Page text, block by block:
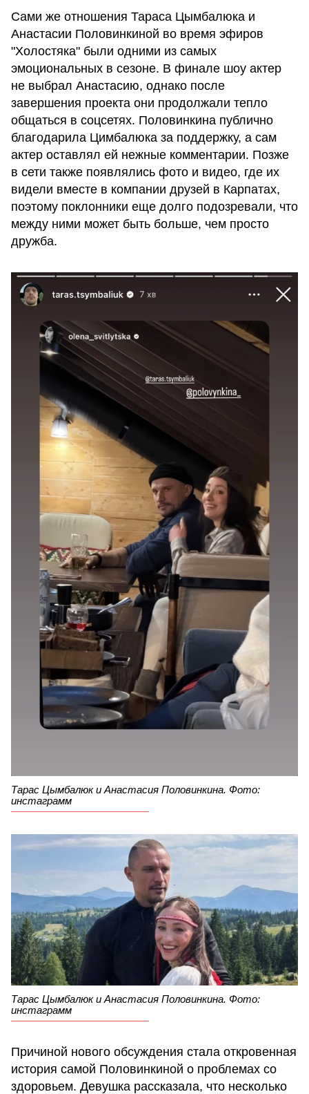
Сами же отношения Тараса Цымбалюка и
Анастасии Половинкиной во время эфиров
"Холостяка" были одними из самых
эмоциональных в сезоне. В финале шоу актер
не выбрал Анастасию, однако после
завершения проекта они продолжали тепло
общаться в соцсетях. Половинкина публично
благодарила Цимбалюка за поддержку, а сам
актер оставлял ей нежные комментарии. Позже
в сети также появлялись фото и видео, где их
видели вместе в компании друзей в Карпатах,
поэтому поклонники еще долго подозревали, что
между ними может быть больше, чем просто
дружба.
Тарас Цымбалюк и Анастасия Половинкина. Фото:
инстаграмм
Тарас Цымбалюк и Анастасия Половинкина. Фото:
инстаграмм
Причиной нового обсуждения стала откровенная
история самой Половинкиной о проблемах со
здоровьем. Девушка рассказала, что несколько